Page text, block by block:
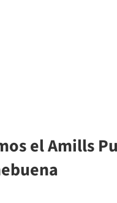
el Amills